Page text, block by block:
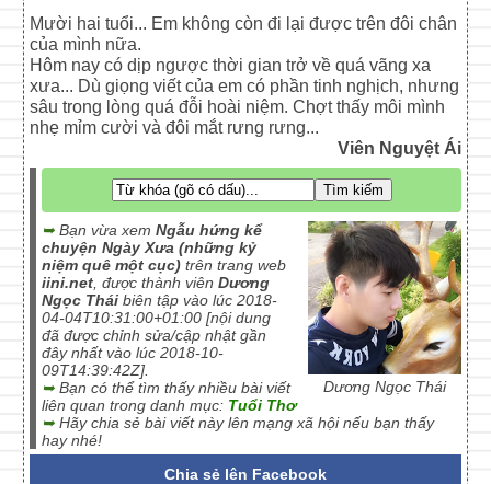
Mười hai tuổi... Em không còn đi lại được trên đôi chân
của mình nữa.
Hôm nay có dịp ngược thời gian trở về quá vãng xa
xưa... Dù giọng viết của em có phần tinh nghịch, nhưng
sâu trong lòng quá đỗi hoài niệm. Chợt thấy môi mình
nhẹ mỉm cười và đôi mắt rưng rưng...
Viên Nguyệt Ái
Dương Ngọc Thái
➥ Bạn vừa xemNgẫu hứng kể
chuyện Ngày Xưa (những kỷ
niệm quê một cục) trên trang web
iini.net , được thành viênDương
Ngọc Thái biên tập vào lúc 2018-
04-04T10:31:00+01:00 [nội dung
đã được chỉnh sửa/cập nhật gần
đây nhất vào lúc 2018-10-
09T14:39:42Z].
➥ Bạn có thể tìm thấy nhiều bài viết
liên quan trong danh mục: Tuổi Thơ
➥ Hãy chia sẻ bài viết này lên mạng xã hội nếu bạn thấy
hay nhé!
Chia sẻ lên Facebook